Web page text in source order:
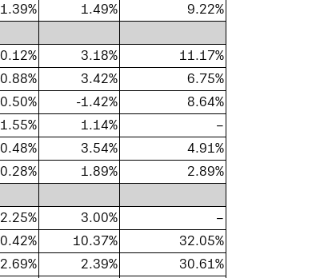
1.39% 1.49%
9.22%
0.12% 3.18%
11.17%
0.88% 3.42%
6.75%
0.50% -1.42%
8.64%
1.55% 1.14%
–
0.48% 3.54%
4.91%
0.28% 1.89%
2.89%
2.25% 3.00%
–
0.42% 10.37%
32.05%
2.69% 2.39%
30.61%